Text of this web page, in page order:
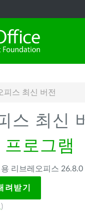
피스 최신 버전
스 최신
로그램
리브레오피스 26.8.0
받기
)